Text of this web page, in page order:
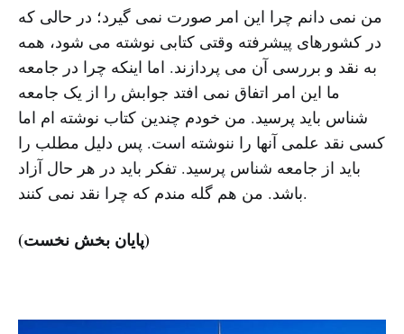
من نمی دانم چرا این امر صورت نمی گیرد؛ در حالی که
در کشورهای پیشرفته وقتی کتابی نوشته می شود، همه
به نقد و بررسی آن می پردازند. اما اینکه چرا در جامعه
ما این امر اتفاق نمی افتد جوابش را از یک جامعه
شناس باید پرسید. من خودم چندین کتاب نوشته ام اما
کسی نقد علمی آنها را ننوشته است. پس دلیل مطلب را
باید از جامعه شناس پرسید. تفکر باید در هر حال آزاد
باشد. من هم گله مندم که چرا نقد نمی کنند.
(پایان بخش نخست)